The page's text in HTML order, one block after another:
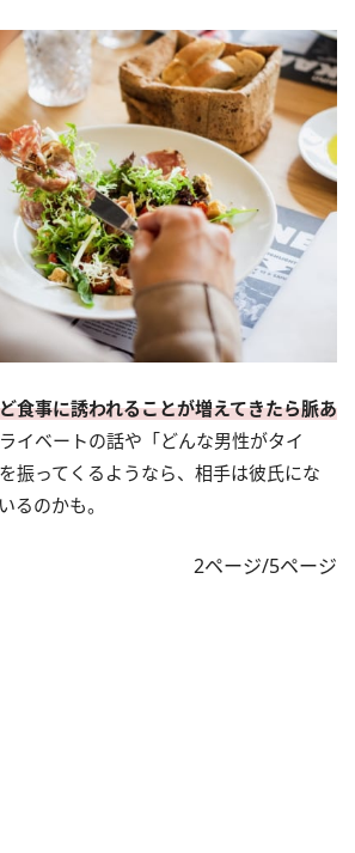
食事に誘われることが増えてきたら脈あ
イベートの話や「どんな男性がタイ
振ってくるようなら、相手は彼氏にな
るのかも。
2ページ/5ページ